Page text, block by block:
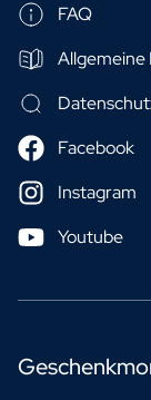
FAQ
Allgemeine
Facebook
Instagram
Youtube